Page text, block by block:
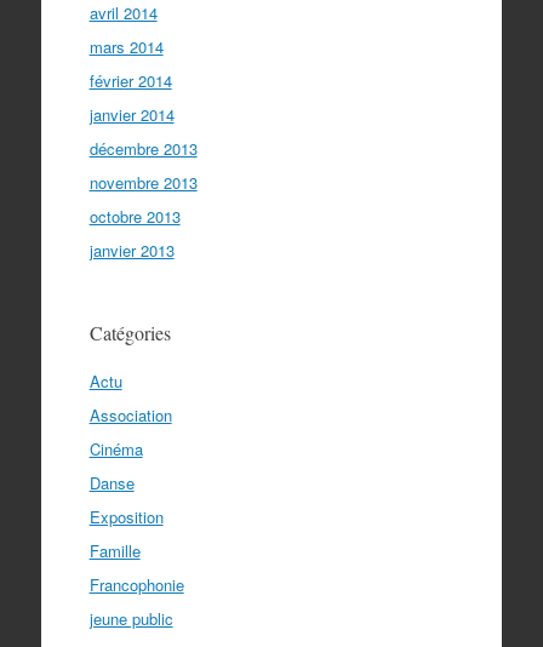
avril 2014
mars 2014
février 2014
janvier 2014
décembre 2013
novembre 2013
octobre 2013
janvier 2013
Catégories
Actu
Association
Cinéma
Danse
Exposition
Famille
Francophonie
jeune public